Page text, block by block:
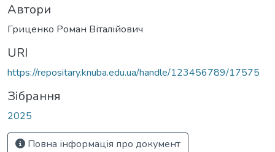
Автори
Гриценко Роман Віталійович
URI
https://repositary.knuba.edu.ua/handle/123456789/17575
Зібрання
2025
Повна інформація про документ